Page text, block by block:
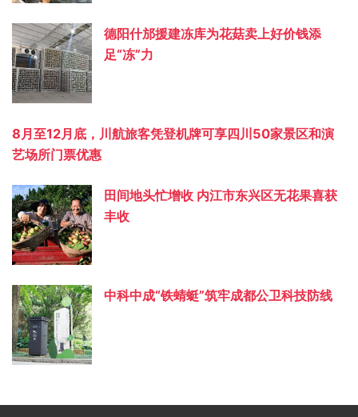
德阳什邡援建冻库为花菇卖上好价钱添
足“冻”力
8月至12月底，川航旅客凭登机牌可享四川50家景区和演
艺场所门票优惠
田间地头忙增收 内江市东兴区无花果喜获
丰收
中科中成“铁蜻蜓”筑牢成都公卫科技防线